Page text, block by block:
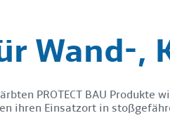
Wand-,
PROTECT BAU Produkte
ihren Einsatzort in